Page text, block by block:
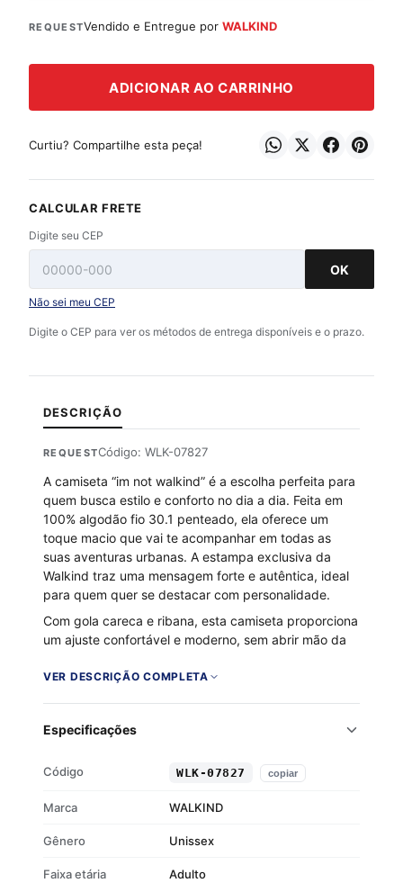
REQUESTVendido e Entregue porWALKIND
ADICIONAR AO CARRINHO
Curtiu? Compartilhe esta peça!
CALCULAR FRETE
Digite seu CEP
OK
Não sei meu CEP
Digite o CEP para ver os métodos de entrega disponíveis e o prazo.
DESCRIÇÃO
REQUESTCódigo: WLK-07827
A camiseta “im not walkind” é a escolha perfeita para
quem busca estilo e conforto no dia a dia. Feita em
100% algodão fio 30.1 penteado, ela oferece um
toque macio que vai te acompanhar em todas as
suas aventuras urbanas. A estampa exclusiva da
Walkind traz uma mensagem forte e autêntica, ideal
para quem quer se destacar com personalidade.
Com gola careca e ribana, esta camiseta proporciona
um ajuste confortável e moderno, sem abrir mão da
encontro casual, a “im not walkind” é a peça que
100% algodão fio 30.1 penteado
Gola careca com ribana
VER DESCRIÇÃO COMPLETA
Especificações
Código WLK-07827 copiar
Marca WALKIND
Gênero Unissex
Faixa etária Adulto